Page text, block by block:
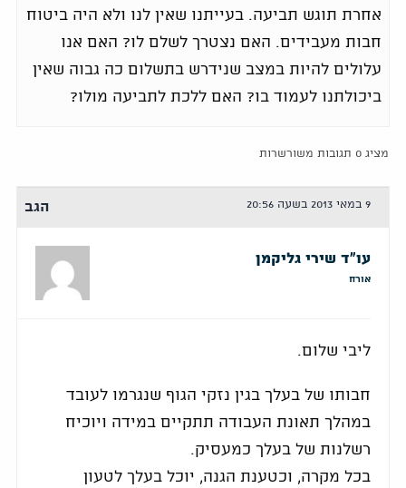
אחרת תוגש תביעה. בעייתנו שאין לנו ולא היה ביטוח
חבות מעבידים. האם נצטרך לשלם לו? האם אנו
עלולים להיות במצב שנידרש בתשלום כה גבוה שאין
ביכולתנו לעמוד בו? האם ללכת לתביעה מולו?
מציג 0 תגובות משורשרות
9 במאי 2013 בשעה 20:56 הגב
עו"ד שירי גליקמן
אורח
ליבי שלום.
חבותו של בעלך בגין נזקי הגוף שנגרמו לעובד
במהלך תאונת העבודה תתקיים במידה ויוכיח
רשלנות של בעלך כמעסיק.
בכל מקרה, וכטענת הגנה, יוכל בעלך לטעון